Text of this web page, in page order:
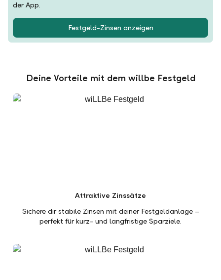
der App.
Festgeld-Zinsen anzeigen
Deine Vorteile mit dem willbe Festgeld
Attraktive Zinssätze
Sichere dir stabile Zinsen mit deiner Festgeldanlage –
perfekt für kurz- und langfristige Sparziele.